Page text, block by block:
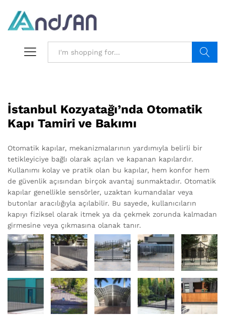
İstanbul Kozyatağı’nda Otomatik
Kapı Tamiri ve Bakımı
Otomatik kapılar, mekanizmalarının yardımıyla belirli bir
tetikleyiciye bağlı olarak açılan ve kapanan kapılardır.
Kullanımı kolay ve pratik olan bu kapılar, hem konfor hem
de güvenlik açısından birçok avantaj sunmaktadır. Otomatik
kapılar genellikle sensörler, uzaktan kumandalar veya
butonlar aracılığıyla açılabilir. Bu sayede, kullanıcıların
kapıyı fiziksel olarak itmek ya da çekmek zorunda kalmadan
girmesine veya çıkmasına olanak tanır.